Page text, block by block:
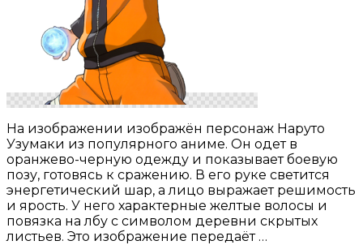
На изображении изображён персонаж Наруто
Узумаки из популярного аниме. Он одет в
оранжево-черную одежду и показывает боевую
позу, готовясь к сражению. В его руке светится
энергетический шар, а лицо выражает решимость
и ярость. У него характерные желтые волосы и
повязка на лбу с символом деревни скрытых
листьев. Это изображение передаёт …